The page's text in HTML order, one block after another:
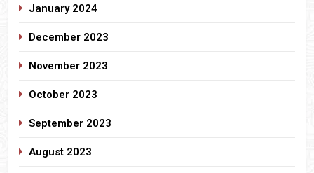
January 2024
December 2023
November 2023
October 2023
September 2023
August 2023